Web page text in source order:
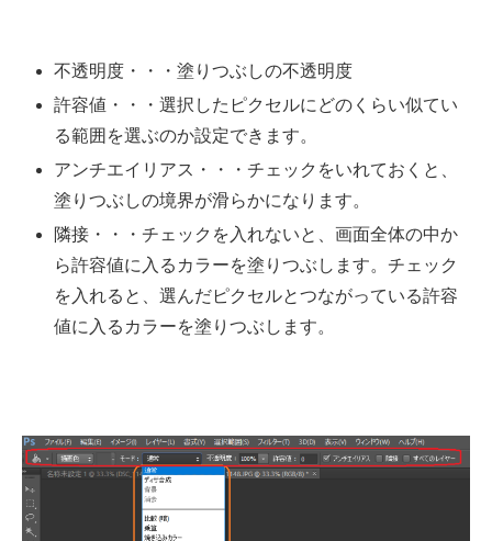
不透明度・・・塗りつぶしの不透明度
許容値・・・選択したピクセルにどのくらい似てい
る範囲を選ぶのか設定できます。
アンチエイリアス・・・チェックをいれておくと、
塗りつぶしの境界が滑らかになります。
隣接・・・チェックを入れないと、画面全体の中か
ら許容値に入るカラーを塗りつぶします。チェック
を入れると、選んだピクセルとつながっている許容
値に入るカラーを塗りつぶします。